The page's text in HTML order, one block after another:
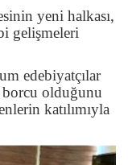
yeni halkası,
gelişmeleri
edebiyatçılar
olduğunu
katılımıyla